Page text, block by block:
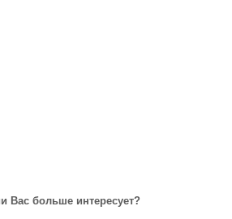
Вас больше интересует?